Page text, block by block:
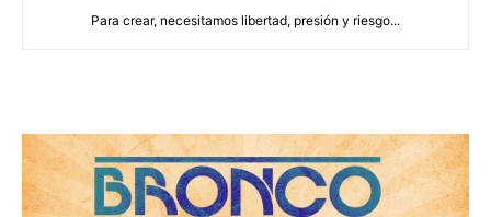
Para crear, necesitamos libertad, presión y riesgo...